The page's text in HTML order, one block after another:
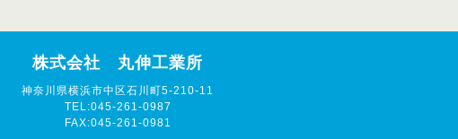
株式会社 丸伸工業所
神奈川県横浜市中区石川町5-210-11
TEL:045-261-0987
FAX:045-261-0981